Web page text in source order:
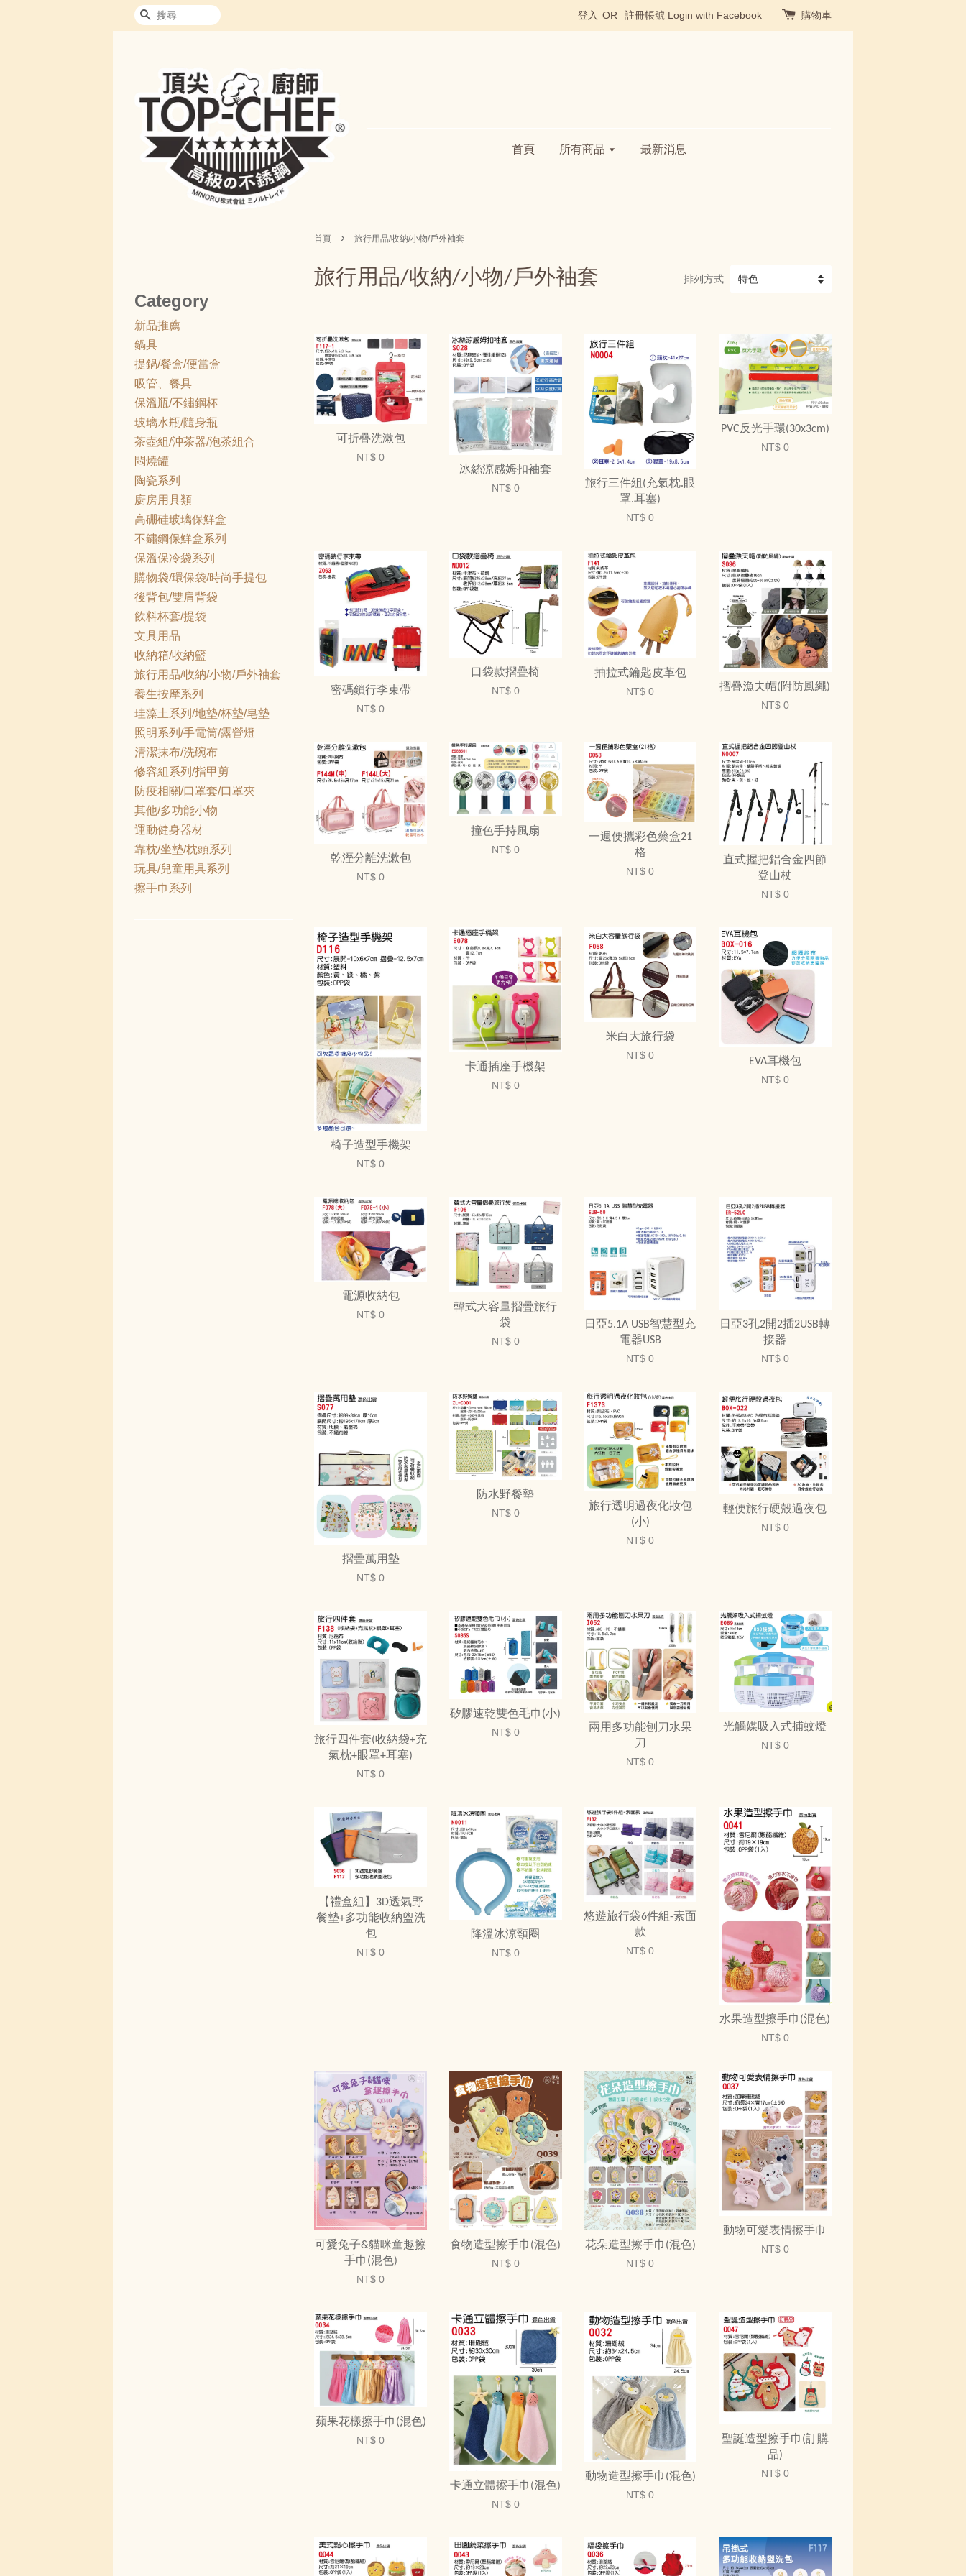
搜尋 登入 OR 註冊帳號 Login with Facebook 購物車
首頁 所有商品 最新消息
Category
新品推薦
鍋具
提鍋/餐盒/便當盒
吸管、餐具
保溫瓶/不鏽鋼杯
玻璃水瓶/隨身瓶
茶壺組/沖茶器/泡茶組合
悶燒罐
陶瓷系列
廚房用具類
高硼硅玻璃保鮮盒
不鏽鋼保鮮盒系列
保溫保冷袋系列
購物袋/環保袋/時尚手提包
後背包/雙肩背袋
飲料杯套/提袋
文具用品
收納箱/收納籃
旅行用品/收納/小物/戶外袖套
養生按摩系列
珪藻土系列/地墊/杯墊/皂墊
照明系列/手電筒/露營燈
清潔抹布/洗碗布
修容組系列/指甲剪
防疫相關/口罩套/口罩夾
其他/多功能小物
運動健身器材
靠枕/坐墊/枕頭系列
玩具/兒童用具系列
擦手巾系列
首頁 › 旅行用品/收納/小物/戶外袖套
旅行用品/收納/小物/戶外袖套 排列方式
可折疊洗漱包
NT$ 0
冰絲涼感姆扣袖套
NT$ 0
旅行三件組(充氣枕.眼
罩.耳塞)
NT$ 0
PVC反光手環(30x3cm)
NT$ 0
密碼鎖行李束帶
NT$ 0
口袋款摺疊椅
NT$ 0
抽拉式鑰匙皮革包
NT$ 0 摺疊漁夫帽(附防風繩)
NT$ 0
乾溼分離洗漱包
NT$ 0
撞色手持風扇
NT$ 0
一週便攜彩色藥盒21
格
NT$ 0
直式握把鋁合金四節
登山杖
NT$ 0
椅子造型手機架
NT$ 0
卡通插座手機架
NT$ 0
米白大旅行袋
NT$ 0
EVA耳機包
NT$ 0
電源收納包
NT$ 0
韓式大容量摺疊旅行
袋
NT$ 0
日亞5.1A USB智慧型充
電器USB
NT$ 0
日亞3孔2開2插2USB轉
接器
NT$ 0
摺疊萬用墊
NT$ 0
防水野餐墊
NT$ 0
旅行透明過夜化妝包
(小)
NT$ 0
輕便旅行硬殼過夜包
NT$ 0
旅行四件套(收納袋+充
氣枕+眼罩+耳塞)
NT$ 0
矽膠速乾雙色毛巾(小)
NT$ 0
兩用多功能刨刀水果
刀
NT$ 0
光觸媒吸入式捕蚊燈
NT$ 0
【禮盒組】3D透氣野
餐墊+多功能收納盥洗
包
NT$ 0
降溫冰涼頸圈
NT$ 0
悠遊旅行袋6件組-素面
款
NT$ 0
水果造型擦手巾(混色)
NT$ 0
可愛兔子&貓咪童趣擦
手巾(混色)
NT$ 0
食物造型擦手巾(混色)
NT$ 0
花朵造型擦手巾(混色)
NT$ 0
動物可愛表情擦手巾
NT$ 0
蘋果花樣擦手巾(混色)
NT$ 0
卡通立體擦手巾(混色)
NT$ 0
動物造型擦手巾(混色)
NT$ 0
聖誕造型擦手巾(訂購
品)
NT$ 0